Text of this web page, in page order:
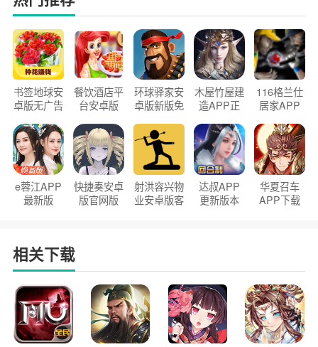
书签地球安
卓版无广告
餐饮酒店平
台安卓版
环球驿家安
卓版新版免
木屋竹屋建
造APP正
116格兰仕
居家APP
e蓉江APP
最新版
快捷奏安卓
版官网版
射洪容兴物
业安卓版客
达叔APP
更新版本
华夏召车
APP下载
相关下载